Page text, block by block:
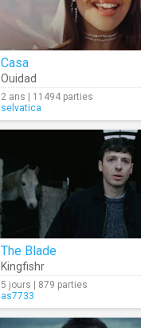
Casa
Ouidad
2 ans | 11494 parties
selvatica
The Blade
Kingfishr
5 jours | 879 parties
as7733